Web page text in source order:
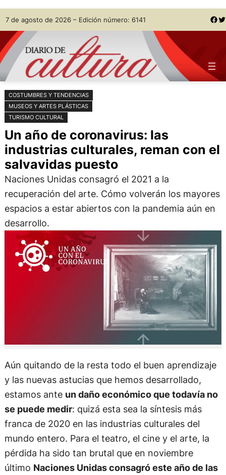
Saltar
al
contenido
Skip
to
content
7 de agosto de 2026 – Edición número: 6141 Facebook Twitter
COSTUMBRES Y TENDENCIAS
MUSEOS Y ARTES PLÁSTICAS
TURISMO CULTURAL
Un año de coronavirus: las
industrias culturales, reman con el
salvavidas puesto
Naciones Unidas consagró el 2021 a la
recuperación del arte. Cómo volverán los mayores
espacios a estar abiertos con la pandemia aún en
desarrollo.
Aún quitando de la resta todo el buen aprendizaje
y las nuevas astucias que hemos desarrollado,
estamos ante un daño económico que todavía no
se puede medir: quizá esta sea la síntesis más
franca de 2020 en las industrias culturales del
mundo entero. Para el teatro, el cine y el arte, la
pérdida ha sido tan brutal que en noviembre
último Naciones Unidas consagró este año de las